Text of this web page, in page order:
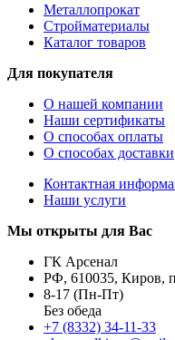
Металлопрокат
Стройматериалы
Каталог товаров
Для покупателя
О нашей компании
Наши сертификаты
О способах оплаты
О способах доставки
Контактная
Наши услуги
Мы открыты для Вас
ГК Арсенал
РФ, 610035, Киров,
8-17 (Пн-Пт)
Без обеда
+7 (8332) 34-11-33